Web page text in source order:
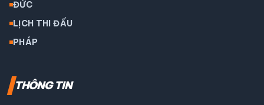
ĐỨC
LỊCH THI ĐẤU
PHÁP
THÔNG TIN